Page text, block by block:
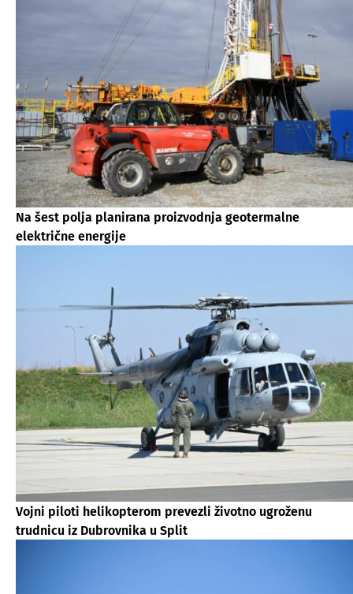
Na šest polja planirana proizvodnja geotermalne
električne energije
Vojni piloti helikopterom prevezli životno ugroženu
trudnicu iz Dubrovnika u Split